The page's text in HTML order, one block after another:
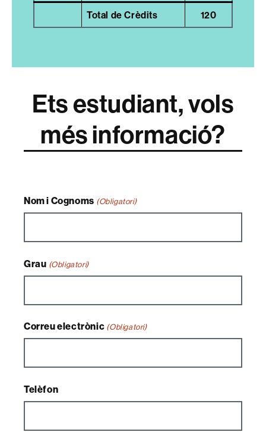
Total de Crèdits 120
Ets estudiant, vols
més informació?
Nom i Cognoms (Obligatori)
Grau (Obligatori)
Correu electrònic (Obligatori)
Telèfon